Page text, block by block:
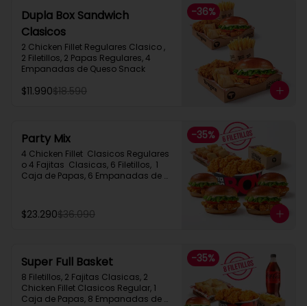
-36%
Dupla Box Sandwich
Clasicos
2 Chicken Fillet Regulares Clasico ,
2 Filetillos, 2 Papas Regulares, 4
Empanadas de Queso Snack
$11.990$18.590
-35%
Party Mix
4 Chicken Fillet  Clasicos Regulares
o 4 Fajitas  Clasicas, 6 Filetillos,  1
Caja de Papas, 6 Empanadas de
$23.290$36.090
-35%
Super Full Basket
8 Filetillos, 2 Fajitas Clasicas, 2
Chicken Fillet Clasicos Regular, 1
Caja de Papas, 8 Empanadas de